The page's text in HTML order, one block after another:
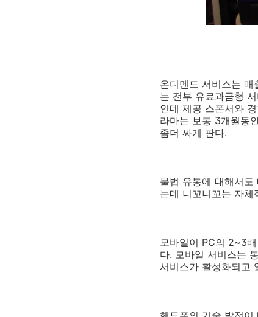
온디멘드 서비스는
는 전부 유료과금형
인데 제공 스폰서와
라마는 보통 3개월동
좀더 싸게 판다.
불법 유통에 대해서
는데 니꼬니꼬는 자
모바일이 PC의 2~3
다. 모바일 서비스는
서비스가 활성화되고